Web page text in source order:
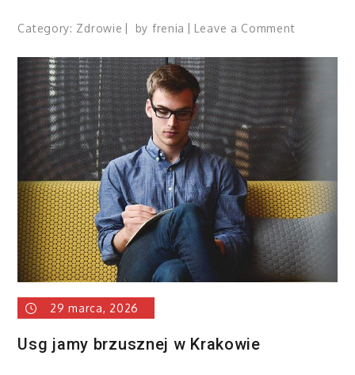
Category: Zdrowie by frenia Leave a Commenton
w
spektrum
w
29 marca, 2026
Usg jamy brzusznej w Krakowie